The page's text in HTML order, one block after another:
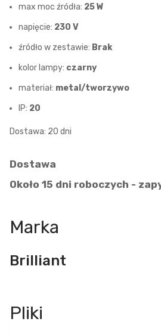
max moc źródła: 25 W
napięcie: 230 V
źródło w zestawie: Brak
kolor lampy: czarny
materiał: metal/tworzywo
IP: 20
Dostawa: 20 dni
Dostawa
Około 15 dni roboczych -
Marka
Brilliant